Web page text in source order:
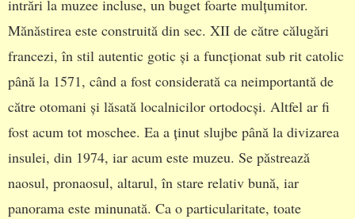
intrări la muzee incluse, un buget foarte mulțumitor.
Mănăstirea este construită din sec. XII de către călugări
francezi, în stil autentic gotic și a funcționat sub rit catolic
până la 1571, când a fost considerată ca neimportantă de
către otomani și lăsată localnicilor ortodocși. Altfel ar fi
fost acum tot moschee. Ea a ținut slujbe până la divizarea
insulei, din 1974, iar acum este muzeu. Se păstrează
naosul, pronaosul, altarul, în stare relativ bună, iar
panorama este minunată. Ca o particularitate, toate